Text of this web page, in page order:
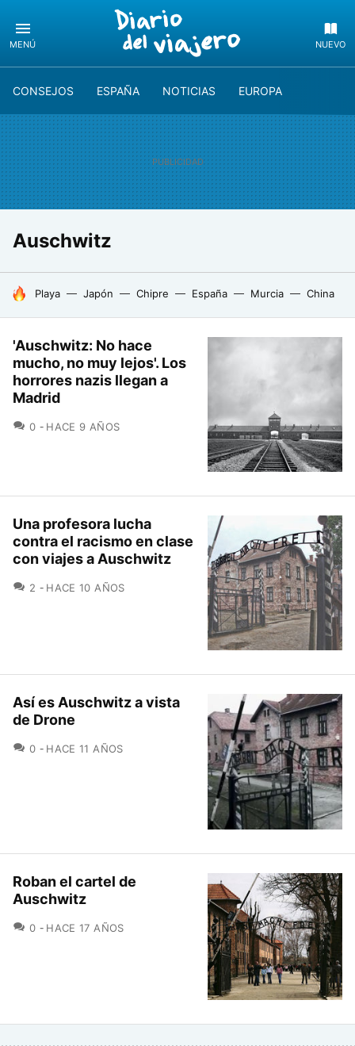
MENÚ NUEVO
CONSEJOS ESPAÑA NOTICIAS EUROPA
Auschwitz
HOY SE HABLA DE
Playa Japón Chipre España Murcia China
'Auschwitz: No hace
mucho, no muy lejos'. Los
horrores nazis llegan a
Madrid
0 COMENTARIOS
HACE 9 AÑOS
Una profesora lucha
contra el racismo en clase
con viajes a Auschwitz
2 COMENTARIOS
HACE 10 AÑOS
Así es Auschwitz a vista
de Drone
0 COMENTARIOS
HACE 11 AÑOS
Roban el cartel de
Auschwitz
0 COMENTARIOS
HACE 17 AÑOS